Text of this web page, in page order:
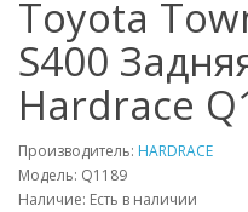
Toyota
S400
Hardrace
Производитель: HARDRACE
Модель: Q1189
Наличие: Есть в наличии